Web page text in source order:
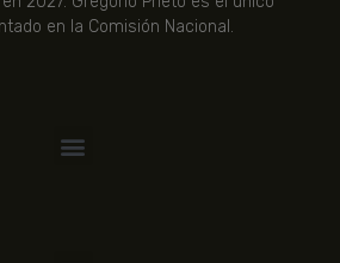
en la Comisión Nacional.